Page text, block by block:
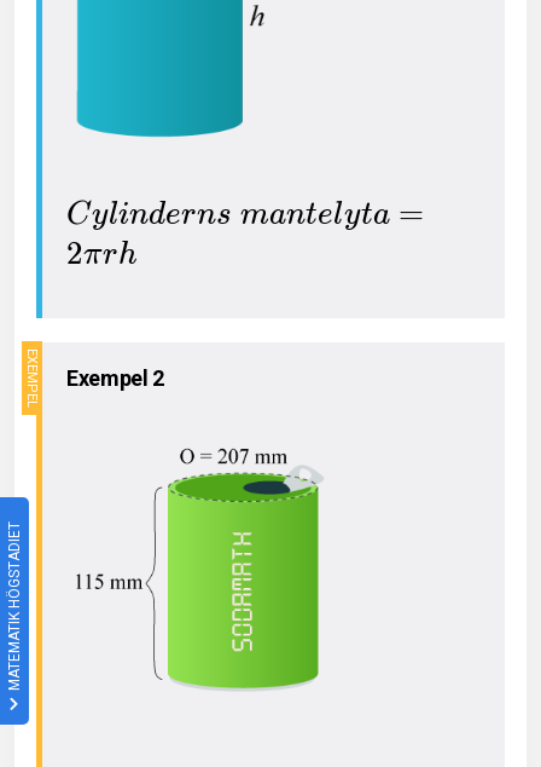
MATEMATIK HÖGSTADIET
Cylinderns mantelyta =
2πrh
Exempel 2